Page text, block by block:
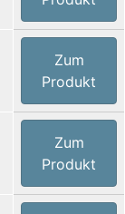
Zum
Produkt
Zum
Produkt